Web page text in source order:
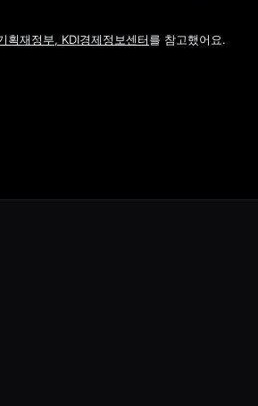
획재정부, KDI경제정보센터를 참고했어요.